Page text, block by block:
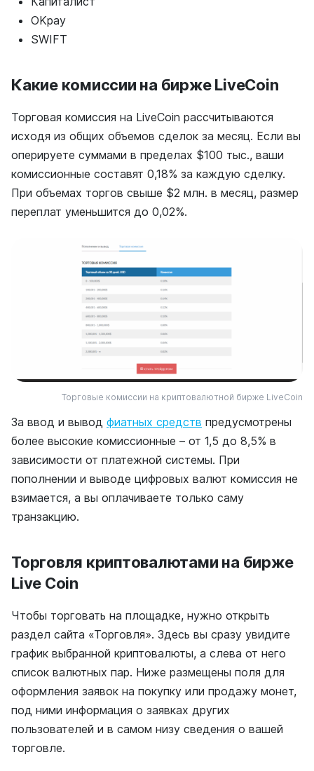
OKpay
SWIFT
Какие комиссии на бирже LiveCoin
Торговая комиссия на LiveCoin рассчитываются
исходя из общих объемов сделок за месяц. Если вы
оперируете суммами в пределах $100 тыс., ваши
комиссионные составят 0,18% за каждую сделку.
При объемах торгов свыше $2 млн. в месяц, размер
переплат уменьшится до 0,02%.
Торговые комиссии на криптовалютной бирже LiveCoin
За ввод и вывод фиатных средств предусмотрены
более высокие комиссионные – от 1,5 до 8,5% в
зависимости от платежной системы. При
пополнении и выводе цифровых валют комиссия не
взимается, а вы оплачиваете только саму
транзакцию.
Торговля криптовалютами на бирже
Live Coin
Чтобы торговать на площадке, нужно открыть
раздел сайта «Торговля». Здесь вы сразу увидите
график выбранной криптовалюты, а слева от него
список валютных пар. Ниже размещены поля для
оформления заявок на покупку или продажу монет,
под ними информация о заявках других
пользователей и в самом низу сведения о вашей
торговле.